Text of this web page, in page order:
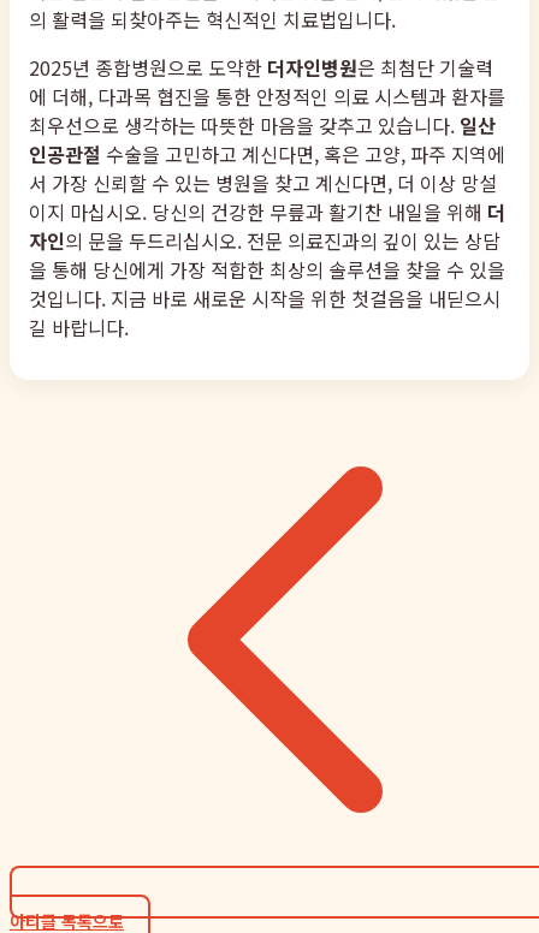
의 활력을 되찾아주는 혁신적인 치료법입니다.
2025년 종합병원으로 도약한 더자인병원은 최첨단 기술력
에 더해, 다과목 협진을 통한 안정적인 의료 시스템과 환자를
최우선으로 생각하는 따뜻한 마음을 갖추고 있습니다. 일산
인공관절 수술을 고민하고 계신다면, 혹은 고양, 파주 지역에
서 가장 신뢰할 수 있는 병원을 찾고 계신다면, 더 이상 망설
이지 마십시오. 당신의 건강한 무릎과 활기찬 내일을 위해 더
자인의 문을 두드리십시오. 전문 의료진과의 깊이 있는 상담
을 통해 당신에게 가장 적합한 최상의 솔루션을 찾을 수 있을
것입니다. 지금 바로 새로운 시작을 위한 첫걸음을 내딛으시
길 바랍니다.
아티클 목록으로